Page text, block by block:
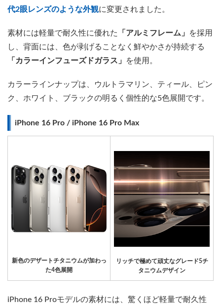
代2眼レンズのような外観に変更されました。
素材には軽量で耐久性に優れた 「アルミフレーム」
を採用
し、背面には、色が剥げることなく鮮やかさが持続する
「カラーインフューズドガラス」
を使用。
カラーラインナップは、ウルトラマリン、ティール、ピン
ク、ホワイト、ブラックの明るく個性的な5色展開です。
iPhone 16 Pro / iPhone 16 Pro Max
新色のデザートチタニウムが加わっ
た4色展開
リッチで極めて頑丈なグレード5チ
タニウムデザイン
iPhone 16 Proモデルの素材には、驚くほど軽量で耐久性